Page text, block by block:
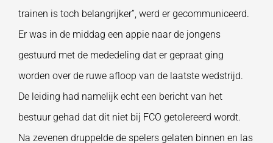
trainen is toch belangrijker”, werd er gecommuniceerd.
Er was in de middag een appie naar de jongens
gestuurd met de mededeling dat er gepraat ging
worden over de ruwe afloop van de laatste wedstrijd.
De leiding had namelijk echt een bericht van het
bestuur gehad dat dit niet bij FCO getolereerd wordt.
Na zevenen druppelde de spelers gelaten binnen en las